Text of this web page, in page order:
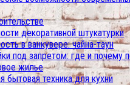
декоративной штукатурки
в ванкувере: чайна-таун
под запретом: где и почему
жилье
бытовая техника для кухни